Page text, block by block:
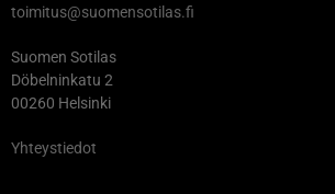
toimitus@suomensotilas.fi
Suomen Sotilas
Döbelninkatu 2
00260 Helsinki
Yhteystiedot